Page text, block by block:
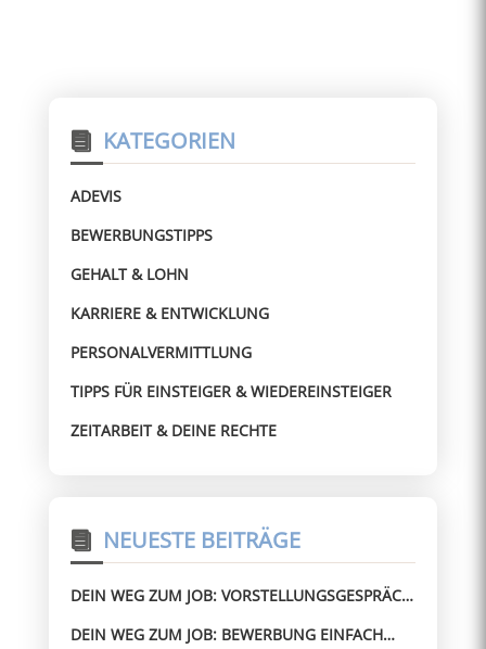
KATEGORIEN
ADEVIS
BEWERBUNGSTIPPS
GEHALT & LOHN
KARRIERE & ENTWICKLUNG
PERSONALVERMITTLUNG
TIPPS FÜR EINSTEIGER & WIEDEREINSTEIGER
ZEITARBEIT & DEINE RECHTE
NEUESTE BEITRÄGE
DEIN WEG ZUM JOB: VORSTELLUNGSGESPRÄCH
DEIN WEG ZUM JOB: BEWERBUNG EINFACH